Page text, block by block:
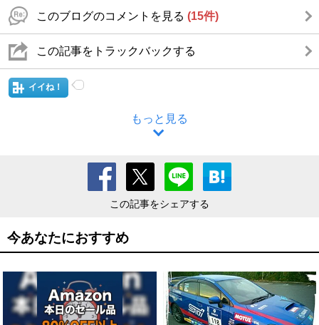
このブログのコメントを見る (15件)
この記事をトラックバックする
イイね！
もっと見る
この記事をシェアする
今あなたにおすすめ